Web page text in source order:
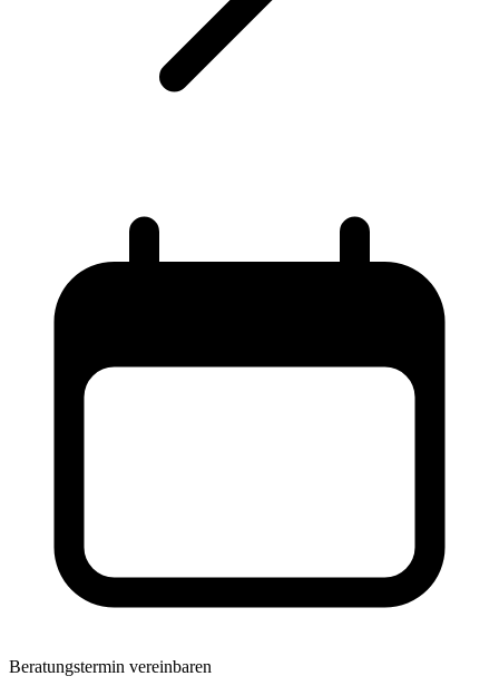
Beratungstermin vereinbaren